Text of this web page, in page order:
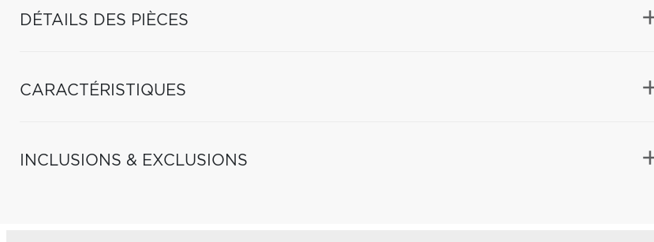
DÉTAILS DES PIÈCES
CARACTÉRISTIQUES
INCLUSIONS & EXCLUSIONS